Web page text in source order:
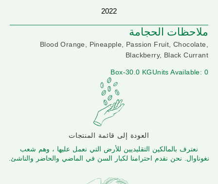
2022
ملاحظات الحجامة
Blood Orange, Pineapple, Passion Fruit, Chocolate,
Blackberry, Black Currant
Units Available: 0
Box-30.0 KG
العودة إلى قائمة المنتجات
نعترف بالمالكين التقليديين للأرض التي نعمل عليها ، وهم شعب
نغوناوال. نحن نقدم احترامنا لكبار السن في الماضي والحاضر والناشئ.